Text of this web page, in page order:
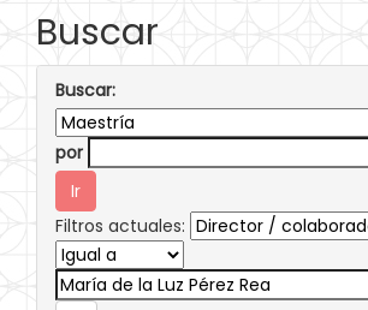
Buscar
Buscar:
por
Filtros actuales: